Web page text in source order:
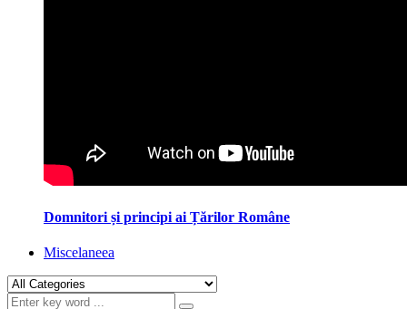
Domnitori și principi ai Țărilor Române
Miscelaneea